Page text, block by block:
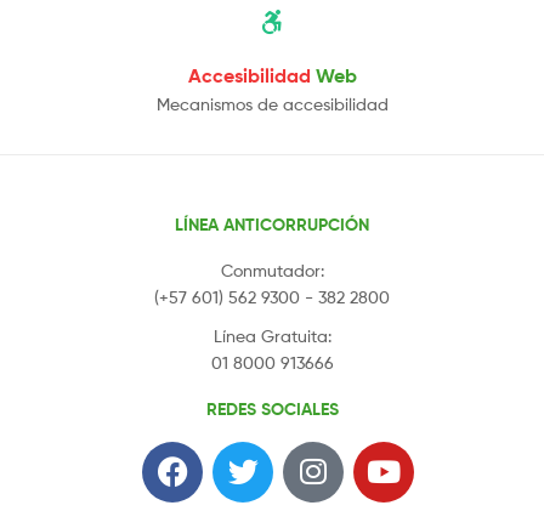
Accesibilidad Web
Mecanismos de accesibilidad
LÍNEA ANTICORRUPCIÓN
Conmutador:
(+57 601) 562 9300 - 382 2800
Línea Gratuita:
01 8000 913666
REDES SOCIALES